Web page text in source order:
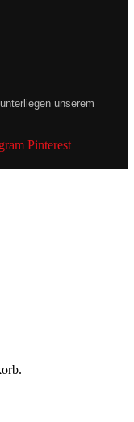
unserem
Pinterest